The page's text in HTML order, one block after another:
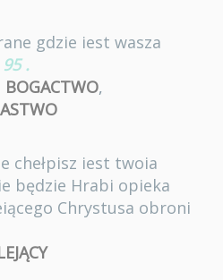
gdzie iest wasza
95 .
BOGACTWO,
chełpisz iest twoia
będzie Hrabi opieka
Chrystusa obroni